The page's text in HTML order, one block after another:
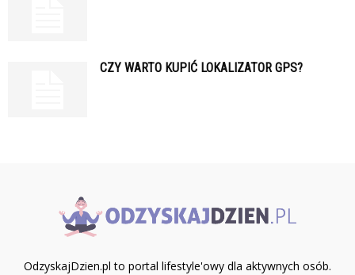
CZY WARTO KUPIĆ LOKALIZATOR GPS?
OdzyskajDzien.pl to portal lifestyle'owy dla aktywnych osób.